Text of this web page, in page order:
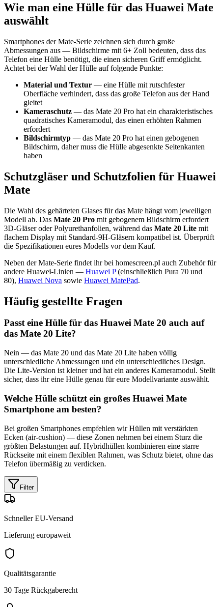
Wie man eine Hülle für das Huawei Mate
auswählt
Smartphones der Mate-Serie zeichnen sich durch große
Abmessungen aus — Bildschirme mit 6+ Zoll bedeuten, dass das
Telefon eine Hülle benötigt, die einen sicheren Griff ermöglicht.
Achtet bei der Wahl der Hülle auf folgende Punkte:
Material und Textur — eine Hülle mit rutschfester
Oberfläche verhindert, dass das große Telefon aus der Hand
gleitet
Kameraschutz — das Mate 20 Pro hat ein charakteristisches
quadratisches Kameramodul, das einen erhöhten Rahmen
erfordert
Bildschirmtyp — das Mate 20 Pro hat einen gebogenen
Bildschirm, daher muss die Hülle abgesenkte Seitenkanten
haben
Schutzgläser und Schutzfolien für Huawei
Mate
Die Wahl des gehärteten Glases für das Mate hängt vom jeweiligen
Modell ab. Das Mate 20 Pro mit gebogenem Bildschirm erfordert
3D-Gläser oder Polyurethanfolien, während das Mate 20 Lite mit
flachem Display mit Standard-9H-Gläsern kompatibel ist. Überprüft
die Spezifikationen eures Modells vor dem Kauf.
Neben der Mate-Serie findet ihr bei homescreen.pl auch Zubehör für
andere Huawei-Linien — Huawei P(einschließlich Pura 70 und
80), Huawei Nova sowie Huawei MatePad.
Häufig gestellte Fragen
Passt eine Hülle für das Huawei Mate 20 auch auf
das Mate 20 Lite?
Nein — das Mate 20 und das Mate 20 Lite haben völlig
unterschiedliche Abmessungen und ein unterschiedliches Design.
Die Lite-Version ist kleiner und hat ein anderes Kameramodul. Stellt
sicher, dass ihr eine Hülle genau für eure Modellvariante auswählt.
Welche Hülle schützt ein großes Huawei Mate
Smartphone am besten?
Bei großen Smartphones empfehlen wir Hüllen mit verstärkten
Ecken (air-cushion) — diese Zonen nehmen bei einem Sturz die
größten Belastungen auf. Hybridhüllen kombinieren eine starre
Rückseite mit einem flexiblen Rahmen, was Schutz bietet, ohne das
Telefon übermäßig zu verdicken.
Filter
Schneller EU-Versand
Lieferung europaweit
Qualitätsgarantie
30 Tage Rückgaberecht